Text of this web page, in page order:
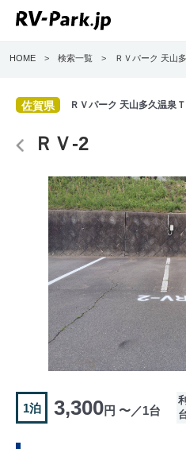
HOME > 検索一覧 > ＲＶパーク 天山
佐賀県 ＲＶパーク 天山多久温泉
ＲＶ-2
1泊 3,300円 〜／1台